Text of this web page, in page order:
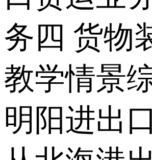
务四 货物
教学情景
明阳进出